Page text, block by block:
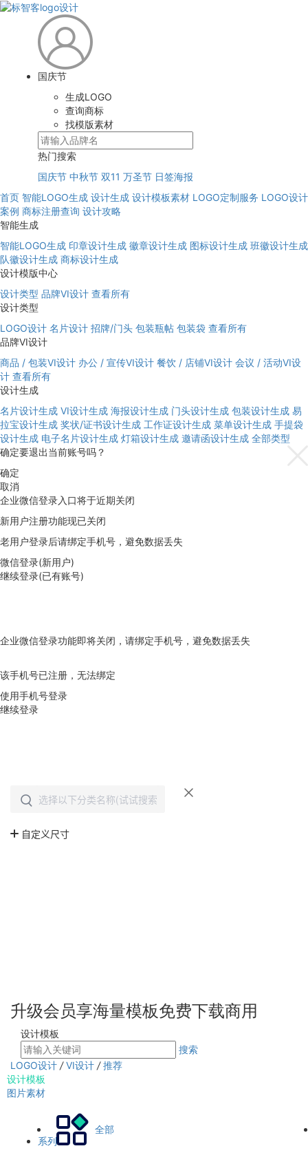
国庆节
生成LOGO
查询商标
找模版素材
热门搜索
国庆节 中秋节 双11 万圣节 日签海报
首页 智能LOGO生成 设计生成 设计模板素材 LOGO定制服务 LOGO设计
案例 商标注册查询 设计攻略
智能生成
智能LOGO生成 印章设计生成 徽章设计生成 图标设计生成 班徽设计生成
队徽设计生成 商标设计生成
设计模版中心
设计类型 品牌VI设计 查看所有
设计类型
LOGO设计 名片设计 招牌/门头 包装瓶帖 包装袋 查看所有
品牌VI设计
商品 / 包装VI设计 办公 / 宣传VI设计 餐饮 / 店铺VI设计 会议 / 活动VI设
计 查看所有
设计生成
名片设计生成 VI设计生成 海报设计生成 门头设计生成 包装设计生成 易
拉宝设计生成 奖状/证书设计生成 工作证设计生成 菜单设计生成 手提袋
设计生成 电子名片设计生成 灯箱设计生成 邀请函设计生成 全部类型
确定要退出当前账号吗？
确定
取消
企业微信登录入口将于近期关闭
新用户注册功能现已关闭
老用户登录后请绑定手机号，避免数据丢失
微信登录(新用户)
继续登录(已有账号)
企业微信登录功能即将关闭，请绑定手机号，避免数据丢失
该手机号已注册，无法绑定
使用手机号登录
继续登录
升级会员享海量模板免费下载商用
设计模板
搜索
LOGO设计 / VI设计 / 推荐
设计模板
图片素材
全部
系列